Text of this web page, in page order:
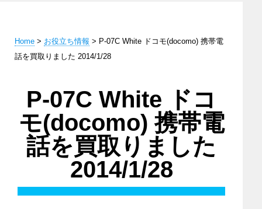
Home > お役立ち情報 > P-07C White ドコモ(docomo) 携帯電
話を買取りました 2014/1/28
P-07C White ドコ
モ(docomo) 携帯電
話を買取りました
2014/1/28